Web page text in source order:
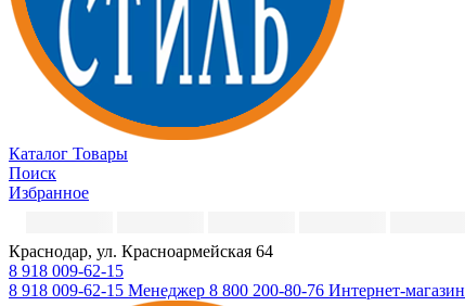
Каталог Товары
Поиск
Избранное
Краснодар, ул. Красноармейская 64
8 918 009-62-15
8 918 009-62-15 Менеджер 8 800 200-80-76 Интернет-магазин